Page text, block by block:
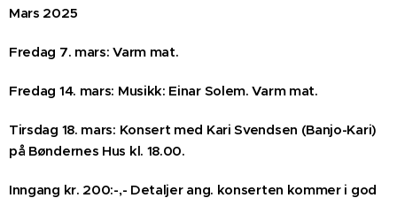
Mars 2025
Fredag 7. mars: Varm mat.
Fredag 14. mars: Musikk: Einar Solem. Varm mat.
Tirsdag 18. mars: Konsert med Kari Svendsen (Banjo-Kari)
på Bøndernes Hus kl. 18.00.
Inngang kr. 200:-,- Detaljer ang. konserten kommer i god